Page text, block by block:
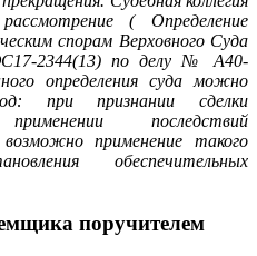
(
Определение
спорам Верховного Суда
2344(13) по делу № А40-
определения суда можно
при признании сделки
последствий
применение такого
обеспечительных
поручителем